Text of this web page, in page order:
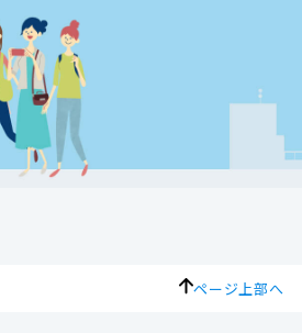
ページ上部へ